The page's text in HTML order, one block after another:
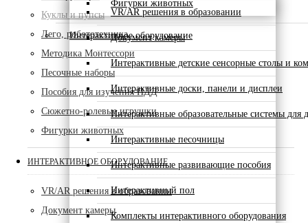
Фигурки животных
Интерактивное оборудование
VR/AR решения в образовании
Документ камеры
Интерактивные детские сенсорные столы и
Интерактивные доски, панели и дисплеи
Интерактивные образовательные системы для
Интерактивные песочницы
Интерактивные развивающие пособия
Интерактивный пол
Комплекты интерактивного оборудования
Куклы и пупсы
Лего, робототехника
Методика Монтессори
Песочные наборы
Пособия для изучения ПДД
Сюжетно-ролевые игрушки
Фигурки животных
ИНТЕРАКТИВНОЕ ОБОРУДОВАНИЕ
VR/AR решения в образовании
Документ камеры